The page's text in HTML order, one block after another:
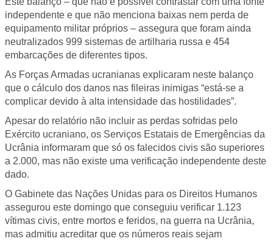
independente e que não menciona baixas nem perda de
equipamento militar próprios – assegura que foram ainda
neutralizados 999 sistemas de artilharia russa e 454
embarcações de diferentes tipos.
As Forças Armadas ucranianas explicaram neste balanço
que o cálculo dos danos nas fileiras inimigas “está-se a
complicar devido à alta intensidade das hostilidades”.
Apesar do relatório não incluir as perdas sofridas pelo
Exército ucraniano, os Serviços Estatais de Emergências da
Ucrânia informaram que só os falecidos civis são superiores
a 2.000, mas não existe uma verificação independente deste
dado.
O Gabinete das Nações Unidas para os Direitos Humanos
assegurou este domingo que conseguiu verificar 1.123
vítimas civis, entre mortos e feridos, na guerra na Ucrânia,
mas admitiu acreditar que os números reais sejam